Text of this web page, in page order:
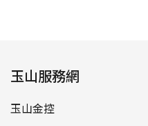
玉山服務網
玉山金控